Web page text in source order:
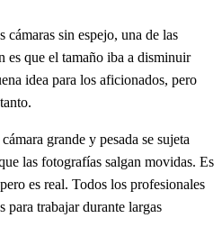
cámaras sin espejo, una de las
es que el tamaño iba a disminuir
idea para los aficionados, pero
grande y pesada se sujeta
las fotografías salgan movidas. Es
es real. Todos los profesionales
para trabajar durante largas